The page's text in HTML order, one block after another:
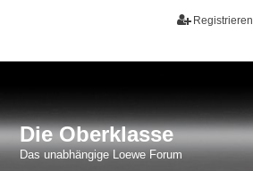
Registrieren
Die Oberklasse
Das unabhängige Loewe Forum